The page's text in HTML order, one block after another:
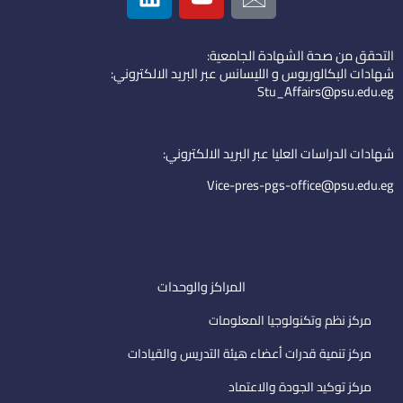
o
n
-
e
i
l
u
u
b
n
e
d
التحقق من صحة الشهادة الجامعية:
شهادات البكالوريوس و الليسانس عبر البريد الالكتروني:
Stu_Affairs@psu.edu.eg
شهادات الدراسات العليا عبر البريد الالكتروني:
Vice-pres-pgs-office@psu.edu.eg
المراكز والوحدات
مركز نظم وتكنولوجيا المعلومات
مركز تنمية قدرات أعضاء هيئة التدريس والقيادات
مركز توكيد الجودة والاعتماد